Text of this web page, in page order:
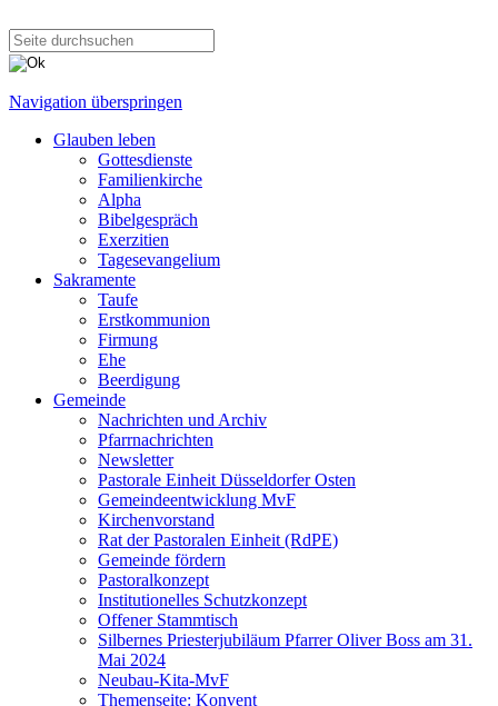
Navigation überspringen
Glauben leben
Gottesdienste
Familienkirche
Alpha
Bibelgespräch
Exerzitien
Tagesevangelium
Sakramente
Taufe
Erstkommunion
Firmung
Ehe
Beerdigung
Gemeinde
Nachrichten und Archiv
Pfarrnachrichten
Newsletter
Pastorale Einheit Düsseldorfer Osten
Gemeindeentwicklung MvF
Kirchenvorstand
Rat der Pastoralen Einheit (RdPE)
Gemeinde fördern
Pastoralkonzept
Institutionelles Schutzkonzept
Offener Stammtisch
Silbernes Priesterjubiläum Pfarrer Oliver Boss am 31.
Mai 2024
Neubau-Kita-MvF
Themenseite: Konvent